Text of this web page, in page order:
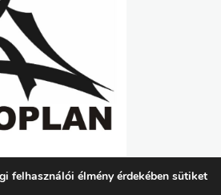
felhasználói élmény érdekében sütiket